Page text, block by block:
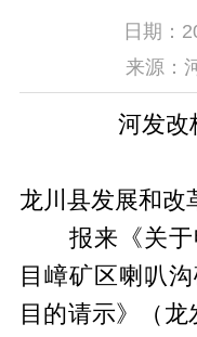
日期：
来源：
河发改
龙川县发展和改
报来《关于
目嶂矿区喇叭
目的请示》（龙